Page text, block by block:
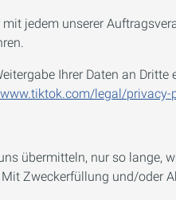
jedem unserer
Ihrer Daten an
legal/privacy-
übermitteln, nur so
Zweckerfüllung und/oder